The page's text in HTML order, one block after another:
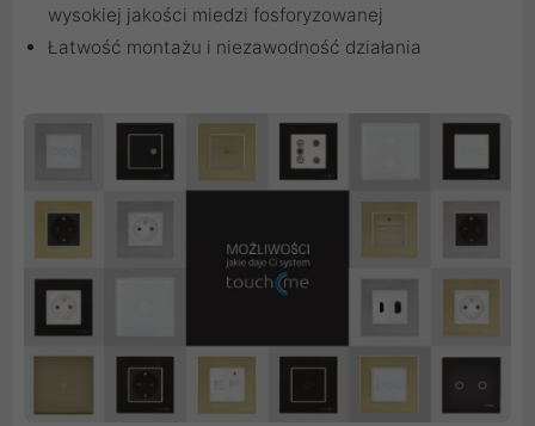
wysokiej jakości miedzi fosforyzowanej
Łatwość montażu i niezawodność działania